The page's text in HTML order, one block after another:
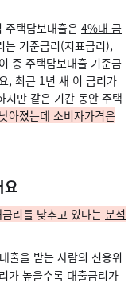
주택담보대출은 4%대 금
는 기준금리(지표금리),
중 주택담보대출 기준금
, 최근 1년 새 이 금리가
만 같은 기간 동안 주택
아졌는데 소비자가격은
요
리를 낮추고 있다는 분석
출을 받는 사람의 신용위
가 높을수록 대출금리가